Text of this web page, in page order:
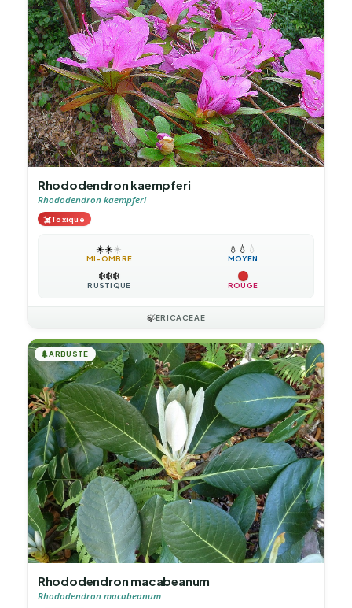
Rhododendron kaempferi
Rhododendron kaempferi
☠️Toxique
☀️☀️☀️
MI-OMBRE
💧 💧 💧
MOYEN
❄️❄️❄️
RUSTIQUE ROUGE
🍃ERICACEAE
🌲ARBUSTE
Rhododendron macabeanum
Rhododendron macabeanum